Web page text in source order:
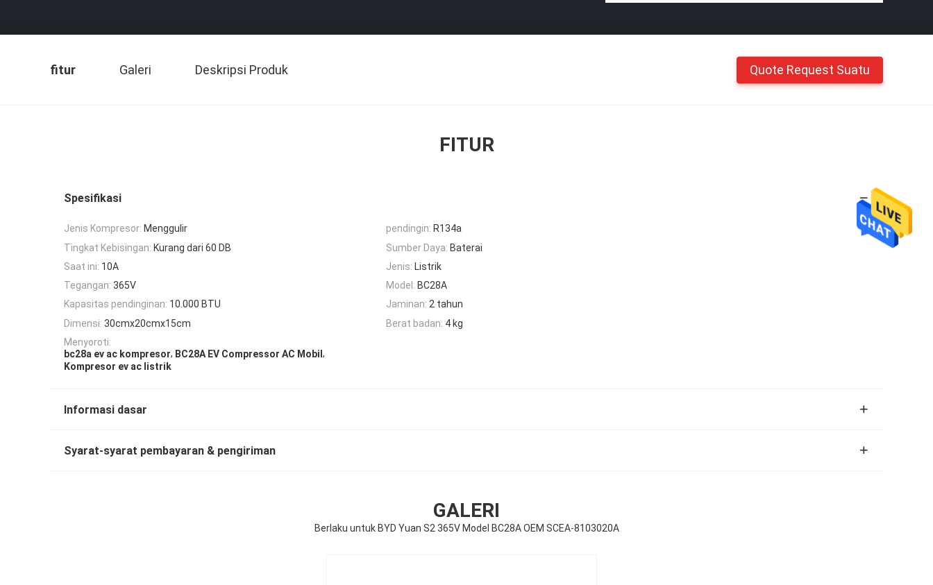
fitur Galeri Deskripsi Produk Quote Request Suatu
FITUR
Spesifikasi
Jenis Kompresor: Menggulir pendingin: R134a
Tingkat Kebisingan: Kurang dari 60 DB Sumber Daya: Baterai
Saat ini: 10A Jenis: Listrik
Tegangan: 365V Model: BC28A
Kapasitas pendinginan: 10.000 BTU Jaminan: 2 tahun
Dimensi: 30cmx20cmx15cm Berat badan: 4 kg
Menyoroti:
bc28a ev ac kompresor, BC28A EV Compressor AC Mobil ,
Kompresor ev ac listrik
Informasi dasar
Syarat-syarat pembayaran & pengiriman
GALERI
Berlaku untuk BYD Yuan S2 365V Model BC28A OEM SCEA-8103020A